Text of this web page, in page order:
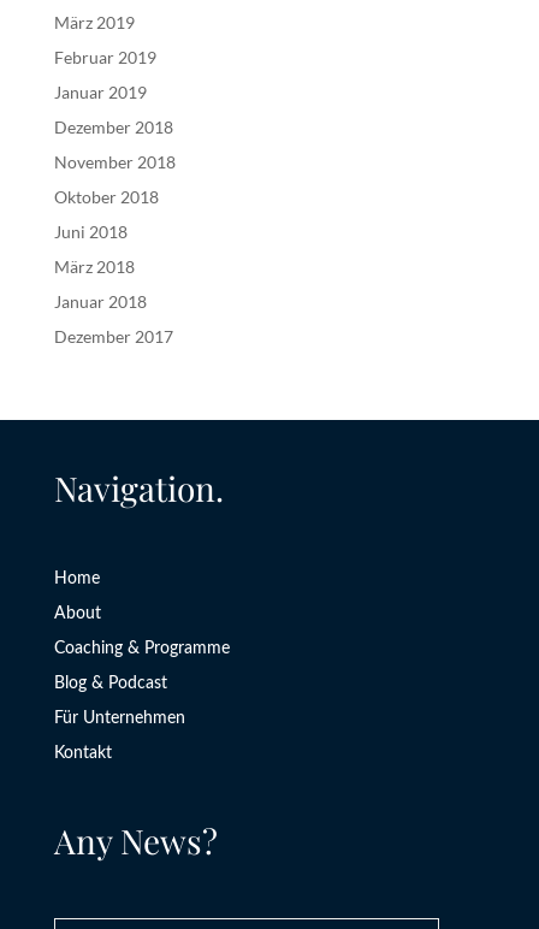
März 2019
Februar 2019
Januar 2019
Dezember 2018
November 2018
Oktober 2018
Juni 2018
März 2018
Januar 2018
Dezember 2017
Navigation.
Home
About
Coaching & Programme
Blog & Podcast
Für Unternehmen
Kontakt
Any News?